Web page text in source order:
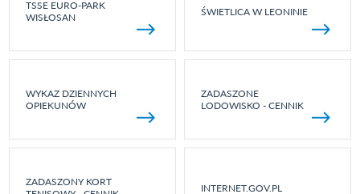
TSSE EURO-PARK
WISŁOSAN
ŚWIETLICA W LEONINIE
WYKAZ DZIENNYCH
OPIEKUNÓW
ZADASZONE
LODOWISKO - CENNIK
ZADASZONY KORT
INTERNET.GOV.PL